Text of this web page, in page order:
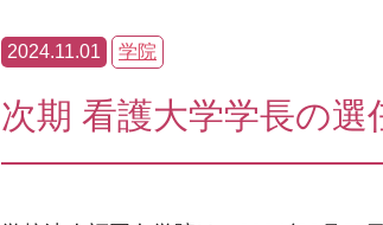
2024.11.01 学院
次期 看護大学学長の選